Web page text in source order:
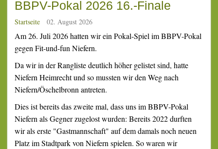
BBPV-Pokal 2026 16.-Finale
Startseite 02. August 2026
Am 26. Juli 2026 hatten wir ein Pokal-Spiel im BBPV-Pokal
gegen Fit-und-fun Niefern.
Da wir in der Rangliste deutlich höher gelistet sind, hatte
Niefern Heimrecht und so mussten wir den Weg nach
Niefern/Öschelbronn antreten.
Dies ist bereits das zweite mal, dass uns im BBPV-Pokal
Niefern als Gegner zugelost wurden: Bereits 2022 durften
wir als erste "Gastmannschaft" auf dem damals noch neuen
Platz im Stadtpark von Niefern spielen. So waren wir